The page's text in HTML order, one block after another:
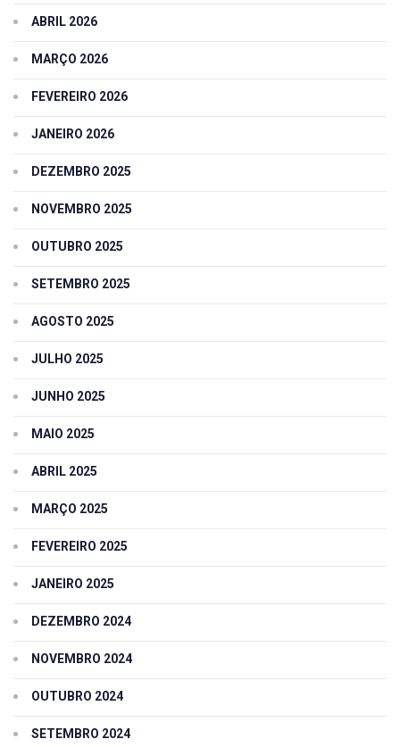
ABRIL 2026
MARÇO 2026
FEVEREIRO 2026
JANEIRO 2026
DEZEMBRO 2025
NOVEMBRO 2025
OUTUBRO 2025
SETEMBRO 2025
AGOSTO 2025
JULHO 2025
JUNHO 2025
MAIO 2025
ABRIL 2025
MARÇO 2025
FEVEREIRO 2025
JANEIRO 2025
DEZEMBRO 2024
NOVEMBRO 2024
OUTUBRO 2024
SETEMBRO 2024